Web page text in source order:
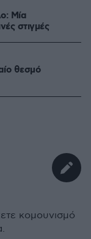
Μία
στιγμές
θεσμό
κομουνισμό